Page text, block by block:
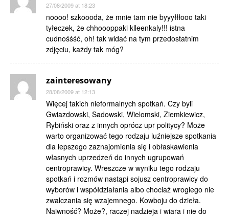
27/08/2009 at 18:23
noooo! szkoooda, że mnie tam nie byyyłłłooo taki
tyłeczek, że chhoooppaki klleenkaly!!! istna
cudnośśść, oh! tak widać na tym przedostatnim
zdjęciu, każdy tak móg?
zainteresowany
28/08/2009 at 12:13
Więcej takich nieformalnych spotkań. Czy byli
Gwiazdowski, Sadowski, Wielomski, Ziemkiewicz,
Rybiński oraz z innych oprócz upr politycy? Może
warto organizować tego rodzaju luźniejsze spotkania
dla lepszego zaznajomienia się i obłaskawienia
własnych uprzedzeń do innych ugrupowań
centroprawicy. Wreszcze w wyniku tego rodzaju
spotkań i rozmów nastąpi sojusz centroprawicy do
wyborów i współdziałania albo chociaż wrogiego nie
zwalczania się wzajemnego. Kowboju do dzieła.
Naiwność? Może?, raczej nadzieja i wiara i nie do